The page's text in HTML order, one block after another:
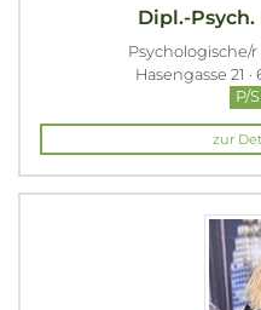
Dipl.-
Psychologische/
Hasengasse 21
P/S
zur